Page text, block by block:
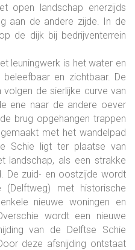
open landschap enerzijds
aan de andere zijde. In de
de dijk bij bedrijventerrein
leuningwerk is het water en
en zichtbaar. De
de sierlijke curve van
ene naar de andere oever
brug opgehangen trappen
met het wandelpad
Schie ligt ter plaatse van
landschap, als een strakke
De zuid- en oostzijde wordt
met historische
nieuwe woningen en
wordt een nieuwe
van de Delftse Schie
deze afsnijding ontstaat